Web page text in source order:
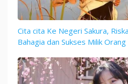
Cita cita Ke Negeri Sakura,
Bahagia dan Sukses Milik